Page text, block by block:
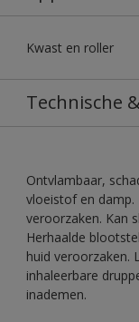
Kwast en roller
Technische
Ontvlambaar,
vloeistof en damp.
veroorzaken. Kan
Herhaalde
huid veroorzaken.
inhaleerbare
inademen.